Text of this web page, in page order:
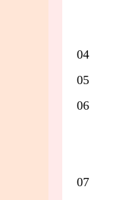
04
05
06
07